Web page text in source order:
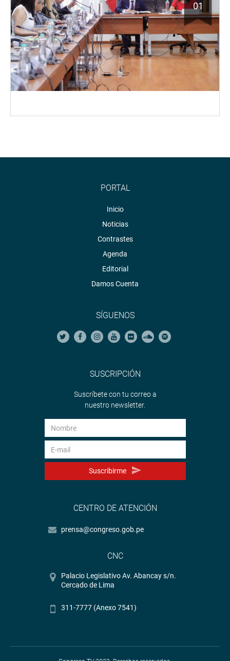
01
PORTAL
Inicio
Noticias
Contrastes
Agenda
Editorial
Damos Cuenta
SÍGUENOS
SUSCRIPCIÓN
Suscríbete con tu correo a
nuestro newsletter.
Suscribirme
CENTRO DE ATENCIÓN
prensa@congreso.gob.pe
CNC
Palacio Legislativo Av. Abancay s/n.
Cercado de Lima
311-7777 (Anexo 7541)